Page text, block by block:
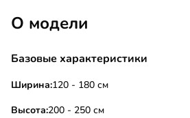
О модели
Базовые характеристики
Ширина:120 - 180 см
Высота:200 - 250 см